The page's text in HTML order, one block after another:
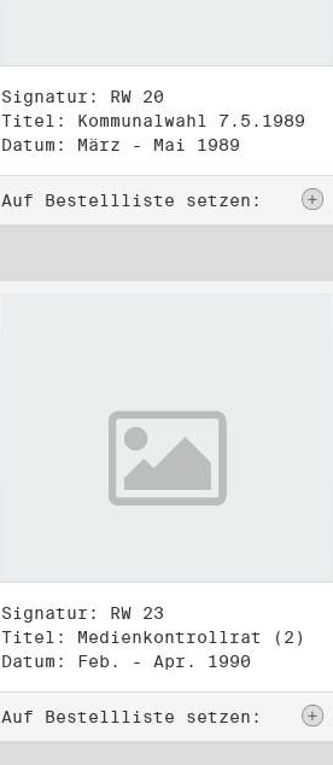
Signatur: RW 20
Titel: Kommunalwahl 7.5.1989
Datum: März - Mai 1989
Auf Bestellliste setzen:
Signatur: RW 23
Titel: Medienkontrollrat (2)
Datum: Feb. - Apr. 1990
Auf Bestellliste setzen: